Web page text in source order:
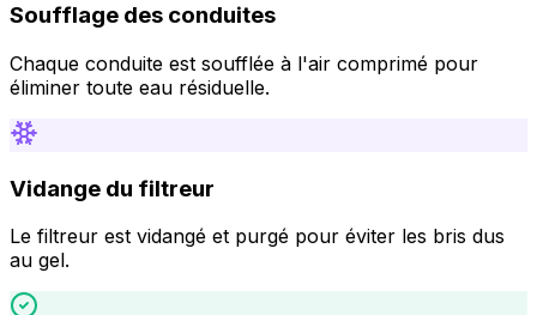
Soufflage des conduites
Chaque conduite est soufflée à l'air comprimé pour
éliminer toute eau résiduelle.
Vidange du filtreur
Le filtreur est vidangé et purgé pour éviter les bris dus
au gel.